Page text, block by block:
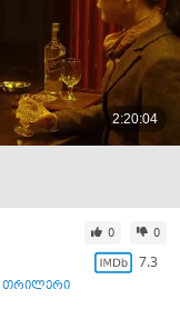
0 0
7.3
თრილერი